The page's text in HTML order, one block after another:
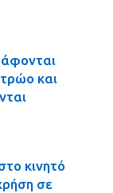
και
κινητό
σε